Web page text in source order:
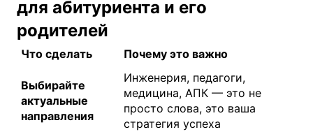
для абитуриента и его
родителей
Что сделать Почему это важно
Выбирайте
актуальные
направления
Инженерия, педагоги,
медицина, АПК — это не
просто слова, это ваша
стратегия успеха